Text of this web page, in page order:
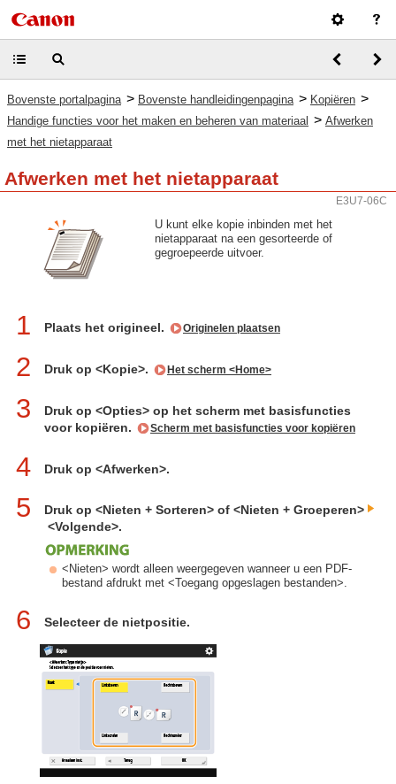
Bovenste portalpagina > Bovenste handleidingenpagina > Kopiëren >
Handige functies voor het maken en beheren van materiaal > Afwerken
met het nietapparaat
Afwerken met het nietapparaat
E3U7-06C
U kunt elke kopie inbinden met het
nietapparaat na een gesorteerde of
gegroepeerde uitvoer.
1 Plaats het origineel. Originelen plaatsen
2 Druk op <Kopie>. Het scherm <Home>
3
Druk op <Opties> op het scherm met basisfuncties
voor kopiëren.
Scherm met basisfuncties voor kopiëren
4 Druk op <Afwerken>.
5
Druk op <Nieten + Sorteren> of <Nieten + Groeperen>
<Volgende>.
<Nieten> wordt alleen weergegeven wanneer u een PDF-
bestand afdrukt met <Toegang opgeslagen bestanden>.
6 Selecteer de nietpositie.